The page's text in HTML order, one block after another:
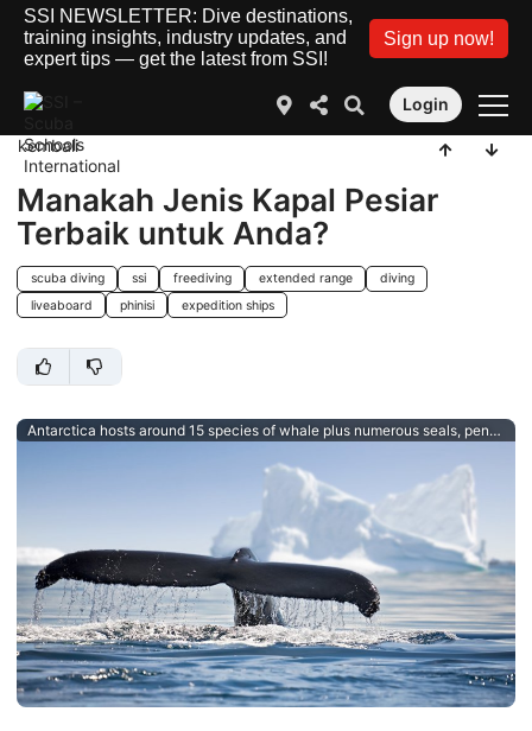
SSI NEWSLETTER: Dive destinations,
training insights, industry updates, and
expert tips — get the latest from SSI!
Sign up now!
Login
kembali
Manakah Jenis Kapal Pesiar
Terbaik untuk Anda?
scuba diving ssi freediving extended range
diving
liveaboard
phinisi expedition ships
Antarctica hosts around 15 species of whale plus numerous seals, penguins and more